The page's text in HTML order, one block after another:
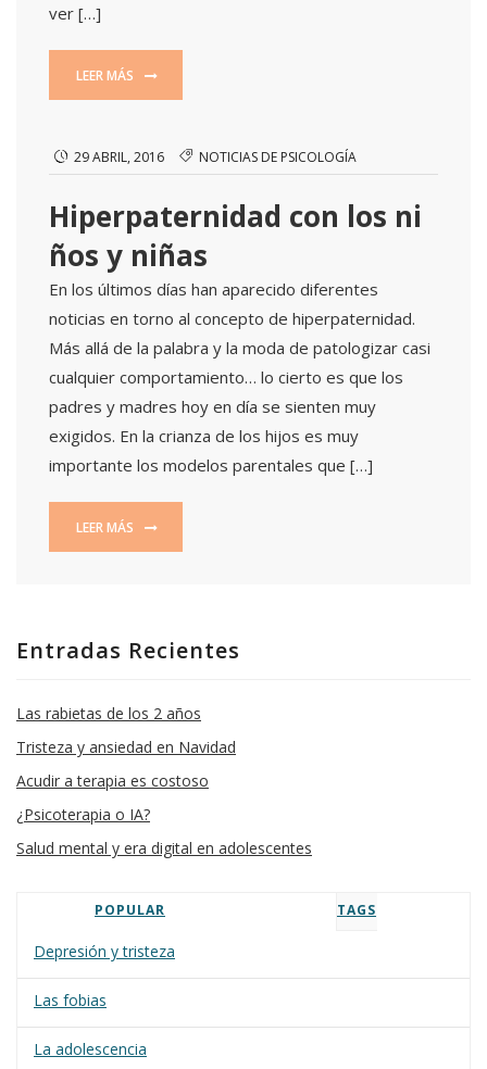
ver […]
LEER MÁS
29 ABRIL, 2016 NOTICIAS DE PSICOLOGÍA
Hiperpaternidad con los ni
ños y niñas
En los últimos días han aparecido diferentes
noticias en torno al concepto de hiperpaternidad.
Más allá de la palabra y la moda de patologizar casi
cualquier comportamiento… lo cierto es que los
padres y madres hoy en día se sienten muy
exigidos. En la crianza de los hijos es muy
importante los modelos parentales que […]
LEER MÁS
Entradas Recientes
Las rabietas de los 2 años
Tristeza y ansiedad en Navidad
Acudir a terapia es costoso
¿Psicoterapia o IA?
Salud mental y era digital en adolescentes
POPULAR TAGS
Depresión y tristeza
Las fobias
La adolescencia